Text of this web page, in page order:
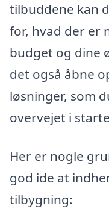
tilbuddene kan
for, hvad der er
budget og dine
det også åbne
løsninger, som
overvejet i
Her er nogle
god ide at
tilbygning: